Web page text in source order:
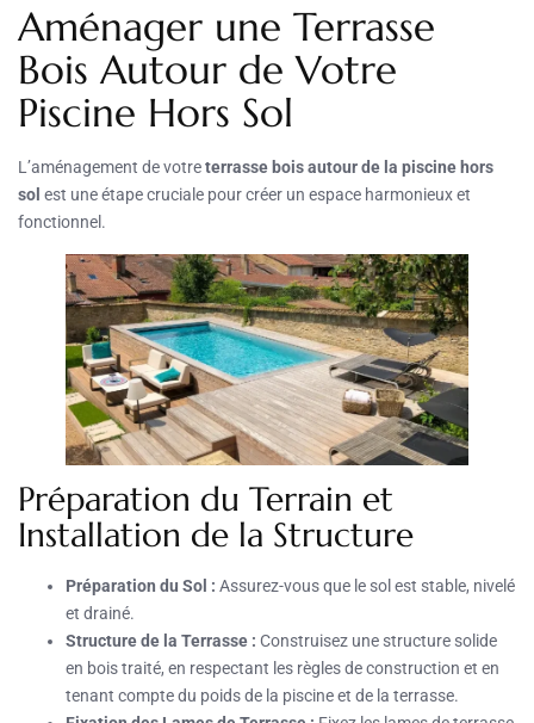
Aménager une Terrasse
Bois Autour de Votre
Piscine Hors Sol
L’aménagement de votreterrasse bois autour de la piscine hors
sol est une étape cruciale pour créer un espace harmonieux et
fonctionnel.
Préparation du Terrain et
Installation de la Structure
Préparation du Sol : Assurez-vous que le sol est stable, nivelé
et drainé.
Structure de la Terrasse : Construisez une structure solide
en bois traité, en respectant les règles de construction et en
tenant compte du poids de la piscine et de la terrasse.